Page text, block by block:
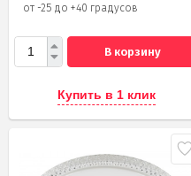
от -25 до +40 градусов
В корзину
Купить в 1 клик